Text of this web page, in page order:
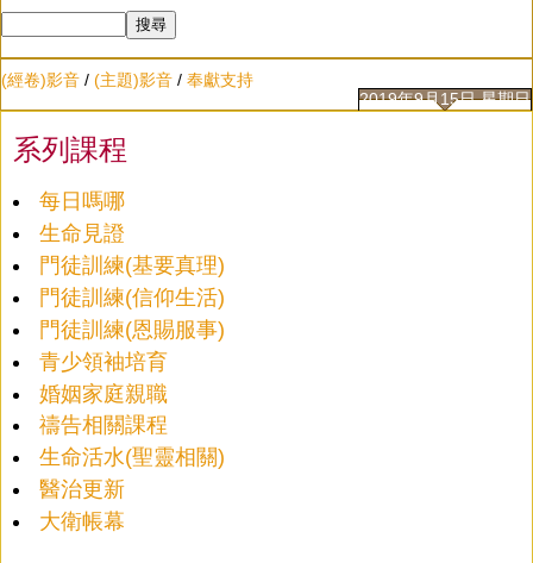
(經卷)影音 / (主題)影音 / 奉獻支持
2019年9月15日 星期日
系列課程
每日嗎哪
生命見證
門徒訓練(基要真理)
門徒訓練(信仰生活)
門徒訓練(恩賜服事)
青少領袖培育
婚姻家庭親職
禱告相關課程
生命活水(聖靈相關)
醫治更新
大衛帳幕